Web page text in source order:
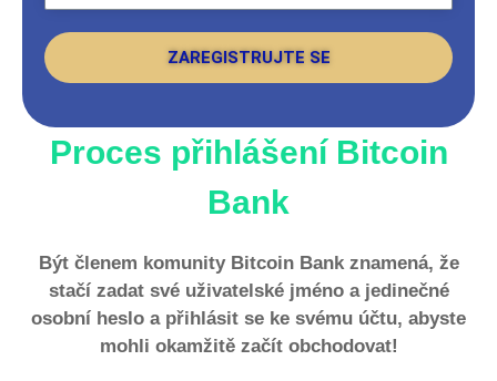
Proces přihlášení Bitcoin
Bank
Být členem komunity Bitcoin Bank znamená, že
stačí zadat své uživatelské jméno a jedinečné
osobní heslo a přihlásit se ke svému účtu, abyste
mohli okamžitě začít obchodovat!
ZAREGISTRUJTE SE